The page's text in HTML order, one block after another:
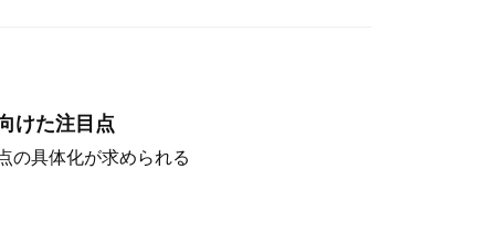
けた注目点
の具体化が求められる